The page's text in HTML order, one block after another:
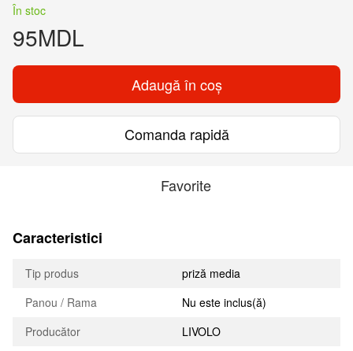
În stoc
95MDL
Adaugă în coș
Comanda rapidă
Favorite
Caracteristici
Tip produs
priză media
Panou / Rama
Nu este inclus(ă)
Producător
LIVOLO